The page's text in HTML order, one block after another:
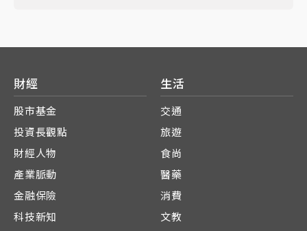
財經
股市基金
投資長觀點
財經人物
產業脈動
金融保險
科技新知
生活
交通
旅遊
食尚
醫藥
消費
文教